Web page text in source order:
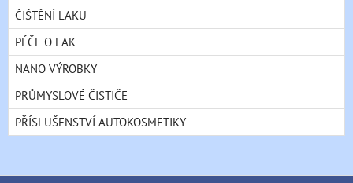
ČIŠTĚNÍ LAKU
PÉČE O LAK
NANO VÝROBKY
PRŮMYSLOVÉ ČISTIČE
PŘÍSLUŠENSTVÍ AUTOKOSMETIKY